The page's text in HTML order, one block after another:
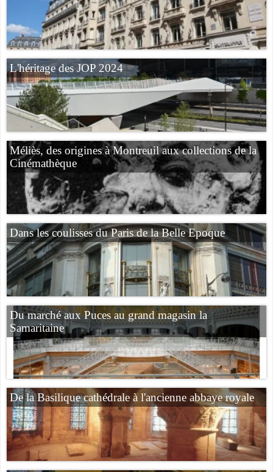
L'héritage des JOP 2024
Méliès, des origines à Montreuil aux collections de la
Cinémathèque
Dans les coulisses du Paris de la Belle Epoque
Du marché aux Puces au grand magasin la
Samaritaine
De la Basilique cathédrale à l'ancienne abbaye royale